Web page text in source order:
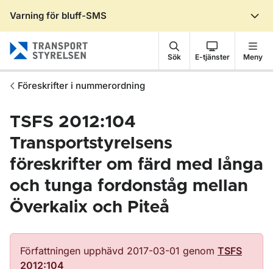
Varning för bluff-SMS
Sök E-tjänster Meny
Föreskrifter i nummerordning
TSFS 2012:104
Transportstyrelsens
föreskrifter om färd med långa
och tunga fordonståg mellan
Överkalix och Piteå
Författningen upphävd 2017-03-01 genom TSFS
2012:104